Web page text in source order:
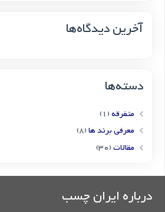
آخرین دیدگاه‌ها
دسته‌ها
متفرقه(1)
معرفی برند ها(8)
مقالات(30)
درباره ایران چسب